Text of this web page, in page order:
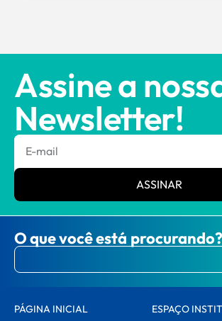
Assine a
Newsletter!
ASSINAR
O que você está procurando?
PÁGINA INICIAL
ESPAÇO